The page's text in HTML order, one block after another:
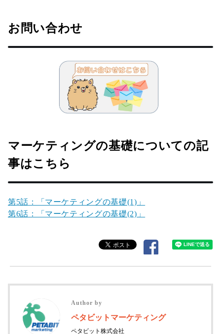
お問い合わせ
マーケティングの基礎についての記
事はこちら
第5話：「マーケティングの基礎(1)」
第6話：「マーケティングの基礎(2)」
Author by
ペタビットマーケティング
ペタビット株式会社